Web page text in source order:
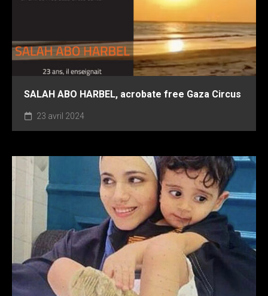
SALAH ABO HARBEL, acrobate free Gaza Circus
23 avril 2024